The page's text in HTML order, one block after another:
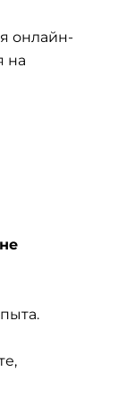
онлайн-
на